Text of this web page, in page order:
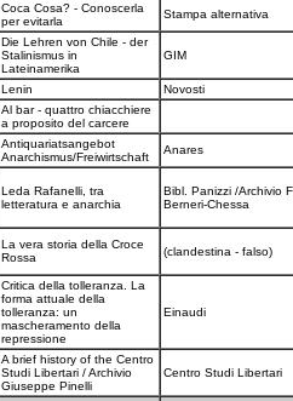
Coca Cosa? - Conoscerla
per evitarla
Stampa alternativa
Die Lehren von Chile - der
Stalinismus in
Lateinamerika
GIM
Lenin
Novosti
Al bar - quattro chiacchiere
a proposito del carcere
Antiquariatsangebot
Anarchismus/Freiwirtschaft
Anares
Leda Rafanelli, tra
letteratura e anarchia
Bibl. Panizzi /Archivio
Berneri-Chessa
La vera storia della Croce
Rossa
(clandestina - falso)
Critica della tolleranza. La
forma attuale della
tolleranza: un
mascheramento della
repressione
Einaudi
A brief history of the Centro
Studi Libertari / Archivio
Giuseppe Pinelli
Centro Studi Libertari